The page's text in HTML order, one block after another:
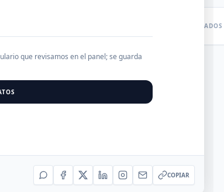
RESULTADOS
que revisamos en el panel; se guarda
COPIAR